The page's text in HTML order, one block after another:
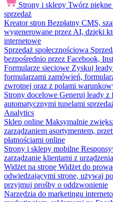
Strony i sklepy Twórz
sprzedaż
Kreator stron Bezpłatny CMS,
wygenerowane przez AI, dzięki
internetowe
Sprzedaż społecznościowa
bezpośrednio przez Facebook,
Formularze sieciowe Zyskuj
formularzami zamówień,
zwrotnej oraz z polami
Strony docelowe Generuj leady z
automatycznymi tunelami
Analytics
Sklep online Maksymalnie
zarządzaniem asortymentem,
płatnościami online
Strony i sklepy mobilne
zarządzanie klientami z
Widżet na stronę Widżet do
odwiedzającymi stronę, używaj
przyjmuj prośby o oddzwonienie
Narzędzia do marketingu